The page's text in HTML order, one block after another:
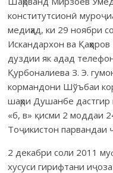
конститутсионӣ
медиҳад, ки 29 ноябри
Искандархон ва
дуздии як адад
Қурбоналиева З. Э.
кормандони Шўъбаи
шаҳри Душанбе
«б, в» қисми 2 моддаи
Тоҷикистон парвандаи
2 декабри соли 2011
хусуси гирифтани